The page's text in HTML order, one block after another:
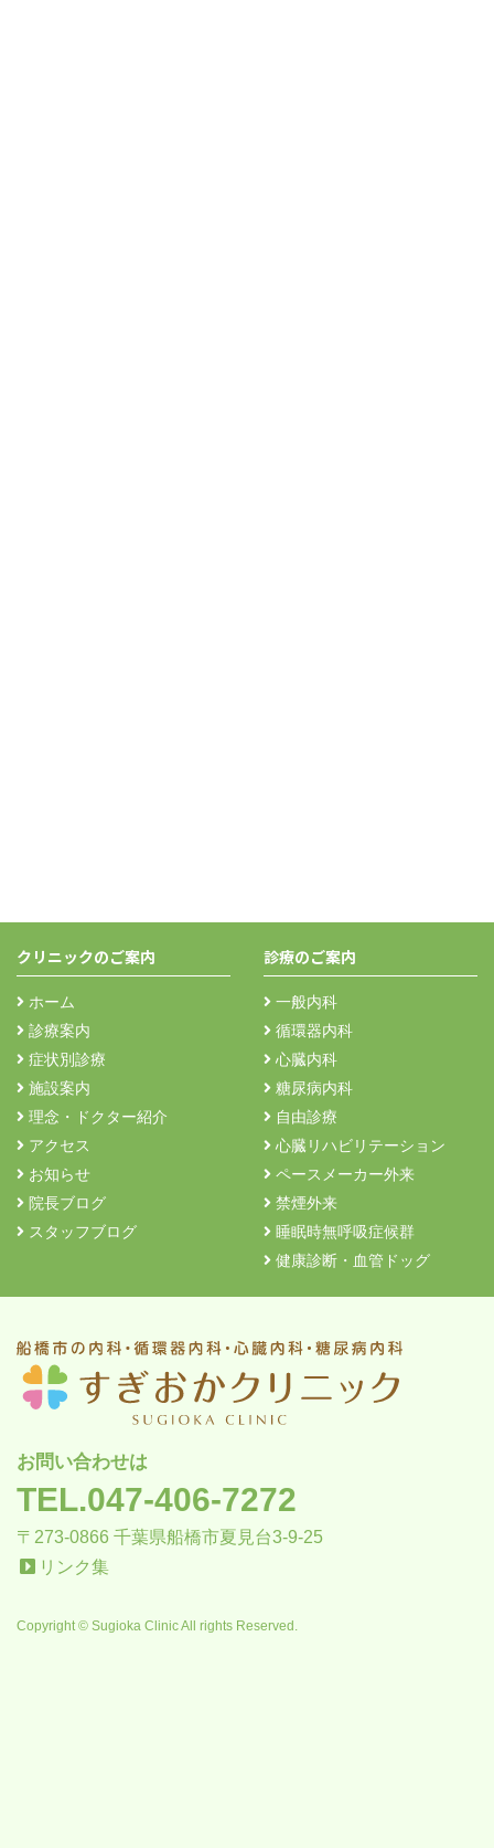
クリニックのご案内
ホーム
診療案内
症状別診療
施設案内
理念・ドクター紹介
アクセス
お知らせ
院長ブログ
スタッフブログ
診療のご案内
一般内科
循環器内科
心臓内科
糖尿病内科
自由診療
心臓リハビリテーション
ペースメーカー外来
禁煙外来
睡眠時無呼吸症候群
健康診断・血管ドッグ
お問い合わせは
TEL.047-406-7272
〒273-0866 千葉県船橋市夏見台3-9-25
リンク集
Copyright © Sugioka Clinic All rights Reserved.